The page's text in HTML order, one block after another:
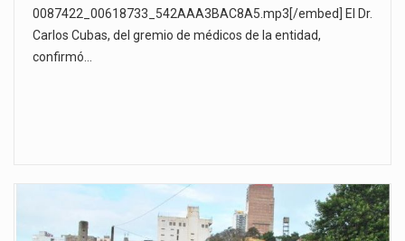
0087422_00618733_542AAA3BAC8A5.mp3[/embed] El Dr.
Carlos Cubas, del gremio de médicos de la entidad,
confirmó…